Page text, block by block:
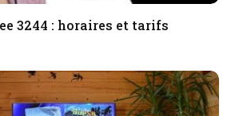
3244 : horaires et tarifs